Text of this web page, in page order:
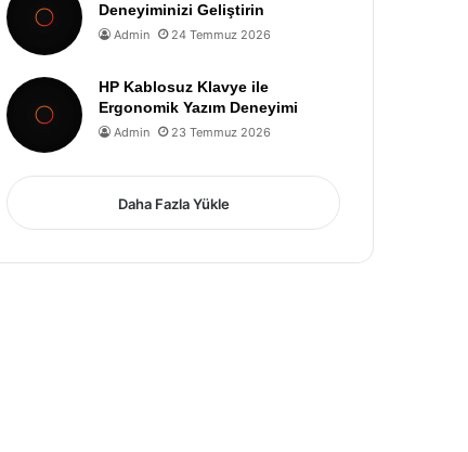
Deneyiminizi Geliştirin
Admin 24 Temmuz 2026
HP Kablosuz Klavye ile
Ergonomik Yazım Deneyimi
Admin 23 Temmuz 2026
Daha Fazla Yükle